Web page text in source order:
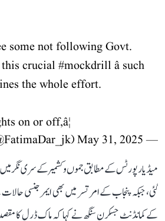
some not following Govt.
crucial #mockdrill â such
the whole effort.
on or off,â¦
— Fatima Dar (@FatimaDar_jk)
May 31, 2025
میڈیا رپورٹس کے مطابق جموں و کشمیر کے سری نگر
گئی، جبکہ پنجاب کے امرتسر میں بھی ایمرجنسی
کے کمانڈنٹ جسکرن سنگھ نے کہا کہ ماک ڈرل کا